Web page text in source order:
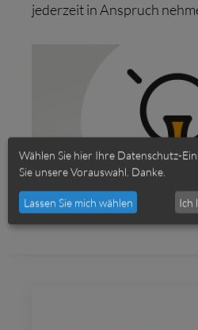
jederzeit in Anspruch
Wählen Sie hier Ihre Datenschutz-
Sie unsere Vorauswahl. Danke.
Lassen Sie mich wählen Ich